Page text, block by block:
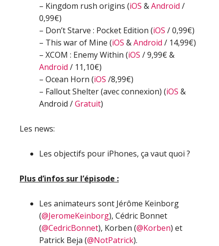
– Kingdom rush origins (iOS &Android /
0,99€)
– Don’t Starve : Pocket Edition (iOS / 0,99€)
– This war of Mine (iOS &Android / 14,99€)
– XCOM : Enemy Within (iOS / 9,99€ &
Android / 11,10€)
– Ocean Horn (iOS /8,99€)
– Fallout Shelter (avec connexion) (iOS &
Android /Gratuit)
Les news:
Les objectifs pour iPhones, ça vaut quoi ?
Plus d’infos sur l’épisode :
Les animateurs sont Jérôme Keinborg
(@JeromeKeinborg), Cédric Bonnet
(@CedricBonnet), Korben (@Korben) et
Patrick Beja (@NotPatrick).